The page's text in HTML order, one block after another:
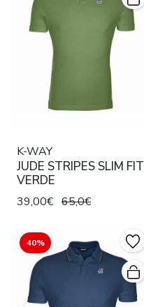
K-WAY
JUDE STRIPES SLIM FIT
VERDE
39,00€ 65,0€
40%